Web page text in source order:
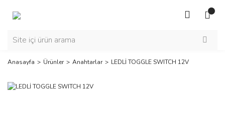
Anasayfa Ürünler Anahtarlar LEDLİ TOGGLE SWITCH 12V